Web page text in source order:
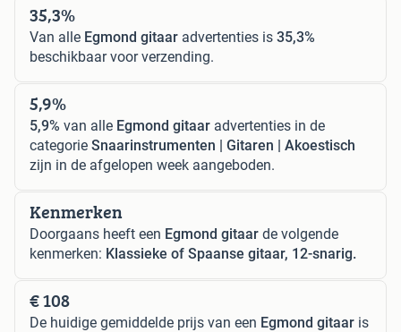
35,3%
Van alle Egmond gitaar advertenties is 35,3%
beschikbaar voor verzending.
5,9%
5,9% van alle Egmond gitaar advertenties in de
categorie Snaarinstrumenten | Gitaren | Akoestisch
zijn in de afgelopen week aangeboden.
Kenmerken
Doorgaans heeft een Egmond gitaar de volgende
kenmerken: Klassieke of Spaanse gitaar, 12-snarig.
€ 108
De huidige gemiddelde prijs van een Egmond gitaar is